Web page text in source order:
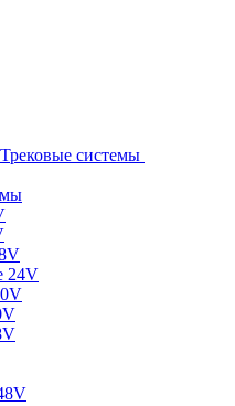
Трековые системы
24V